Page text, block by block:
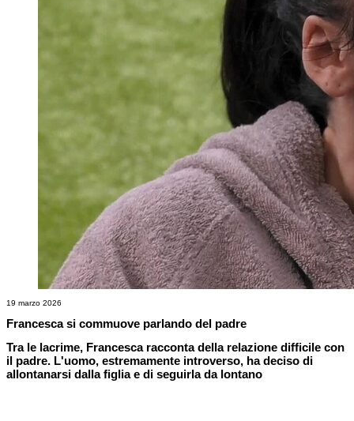
19 marzo 2026
Francesca si commuove parlando del padre
Tra le lacrime, Francesca racconta della relazione difficile con
il padre. L'uomo, estremamente introverso, ha deciso di
allontanarsi dalla figlia e di seguirla da lontano